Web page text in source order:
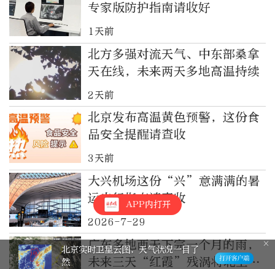
专家版防护指南请收好
1天前
北方多强对流天气、中东部桑拿
天在线，未来两天多地高温持续
2天前
北京发布高温黄色预警，这份食
品安全提醒请查收
3天前
大兴机场这份“兴”意满满的暑
运出行指南请查收
2026-7-29
广东多地两天下完一个月的雨，
未来三天“红霞”残涡将北上一
APP内打开
北京实时卫星云图，天气状况一目了
然